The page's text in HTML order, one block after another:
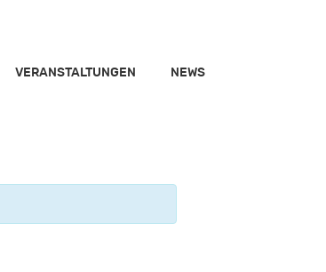
VERANSTALTUNGEN NEWS